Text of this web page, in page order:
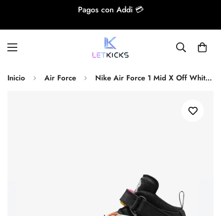
Pagos con Addi 💳
Inicio Air Force Nike Air Force 1 Mid X Off White Black